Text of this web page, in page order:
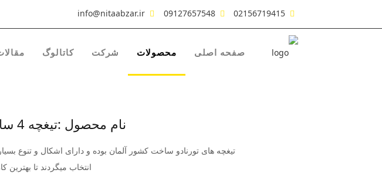
02156719415
09127657548
info@nitaabzar.ir
صفحه اصلی محصولات شرکت کاتالوگ
نام محصول :تیغچه 4 سانتی (دو لب تیز) 1/5*12*40
تیغچه های تورنادو ساخت کشور آلمان بوده و دارای اشکال و تنوع
انتخاب میگردند تا